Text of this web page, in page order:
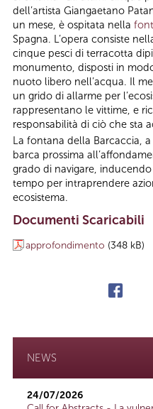
dell’artista Giangaetano
un mese, è ospitata nella
Spagna. L’opera consiste
cinque pesci di terracotta
monumento, disposti in
nuoto libero nell’acqua. Il
un grido di allarme per
rappresentano le vittime, e
responsabilità di ciò che sta
La fontana della Barcaccia,
barca prossima
grado di navigare,
tempo per intraprendere
ecosistema.
Documenti Scaricabili
approfondimento (348 kB)
NEWS
24/07/2026